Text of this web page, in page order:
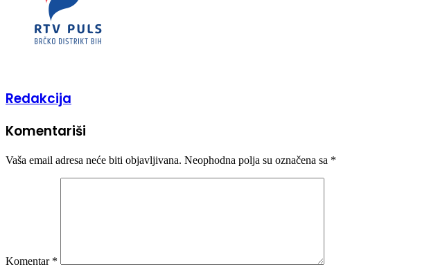
Redakcija
Komentariši
Vaša email adresa neće biti objavljivana. Neophodna polja su označena sa *
Komentar *